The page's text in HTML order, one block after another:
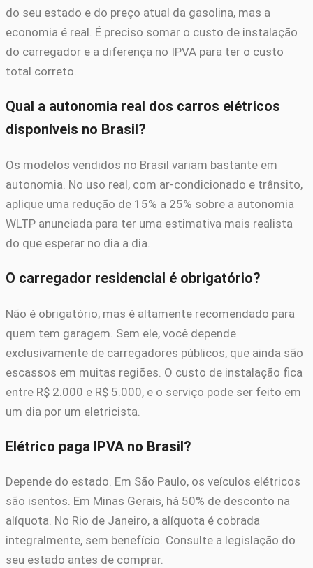
do seu estado e do preço atual da gasolina, mas a
economia é real. É preciso somar o custo de instalação
do carregador e a diferença no IPVA para ter o custo
total correto.
Qual a autonomia real dos carros elétricos
disponíveis no Brasil?
Os modelos vendidos no Brasil variam bastante em
autonomia. No uso real, com ar-condicionado e trânsito,
aplique uma redução de 15% a 25% sobre a autonomia
WLTP anunciada para ter uma estimativa mais realista
do que esperar no dia a dia.
O carregador residencial é obrigatório?
Não é obrigatório, mas é altamente recomendado para
quem tem garagem. Sem ele, você depende
exclusivamente de carregadores públicos, que ainda são
escassos em muitas regiões. O custo de instalação fica
entre R$ 2.000 e R$ 5.000, e o serviço pode ser feito em
um dia por um eletricista.
Elétrico paga IPVA no Brasil?
Depende do estado. Em São Paulo, os veículos elétricos
são isentos. Em Minas Gerais, há 50% de desconto na
alíquota. No Rio de Janeiro, a alíquota é cobrada
integralmente, sem benefício. Consulte a legislação do
seu estado antes de comprar.